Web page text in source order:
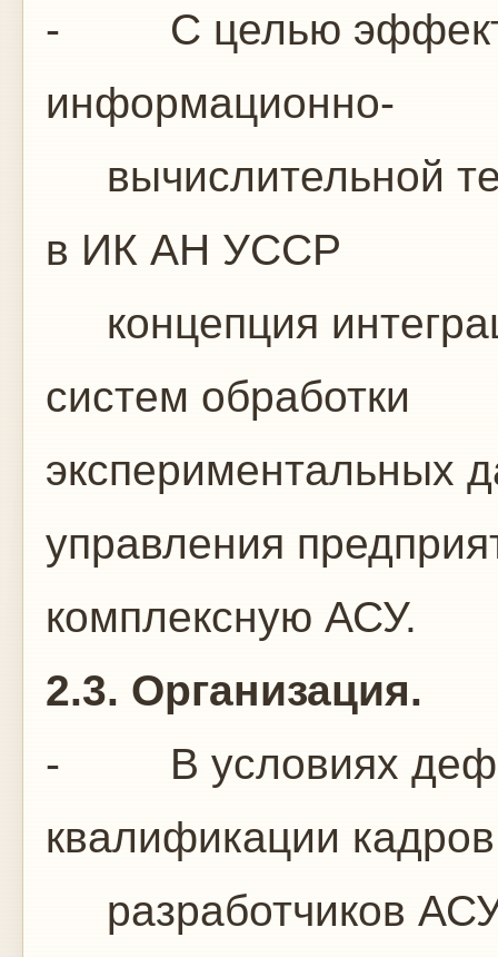
- С целью
информационно-
вычислительной
в ИК АН УССР
концепция
систем обработки
экспериментальных
управления
комплексную АСУ.
2.3. Организация.
- В условиях
квалификации
разработчиков